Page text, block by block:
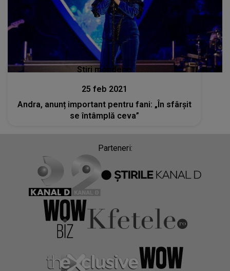
Stiri mondene
25 feb 2021
Andra, anunț important pentru fani: „În sfârșit
se întâmplă ceva”
Parteneri: